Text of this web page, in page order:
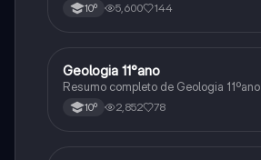
10º 5,600 144
Biologia
Geologia 11°ano
Resumo completo de Geologia 11ºano
10º 2,852 78